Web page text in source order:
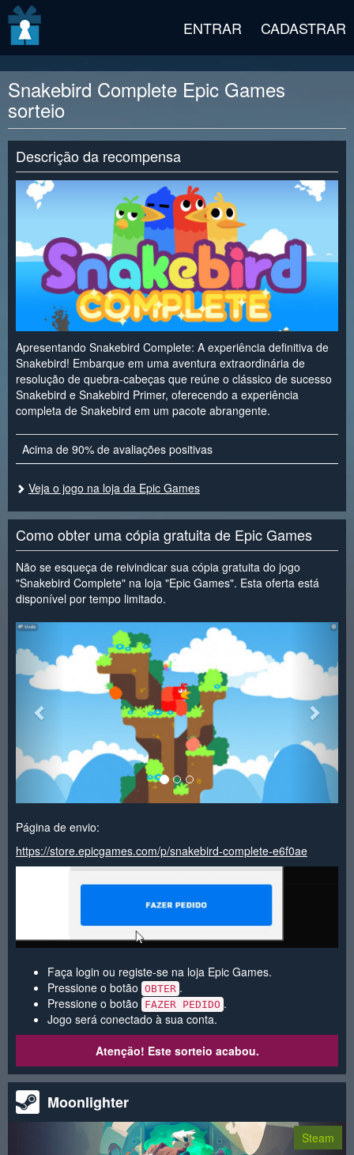
ENTRAR CADASTRAR
Snakebird Complete Epic Games
sorteio
Descrição da recompensa
Apresentando Snakebird Complete: A experiência definitiva de
Snakebird! Embarque em uma aventura extraordinária de
resolução de quebra-cabeças que reúne o clássico de sucesso
Snakebird e Snakebird Primer, oferecendo a experiência
completa de Snakebird em um pacote abrangente.
Acima de 90% de avaliações positivas
Veja o jogo na loja da Epic Games
Como obter uma cópia gratuita de Epic Games
Não se esqueça de reivindicar sua cópia gratuita do jogo
"Snakebird Complete" na loja "Epic Games". Esta oferta está
disponível por tempo limitado.
Página de envio:
https://store.epicgames.com/p/snakebird-complete-e6f0ae
Faça login ou registe-se na loja Epic Games.
Pressione o botão OBTER .
Pressione o botão
FAZER PEDIDO .
Jogo será conectado à sua conta.
Atenção! Este sorteio acabou.
Moonlighter
Steam